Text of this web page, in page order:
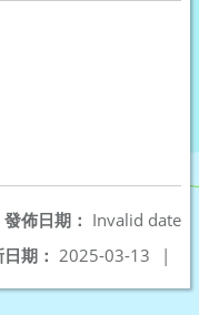
發佈日期： Invalid date
期： 2025-03-13 |